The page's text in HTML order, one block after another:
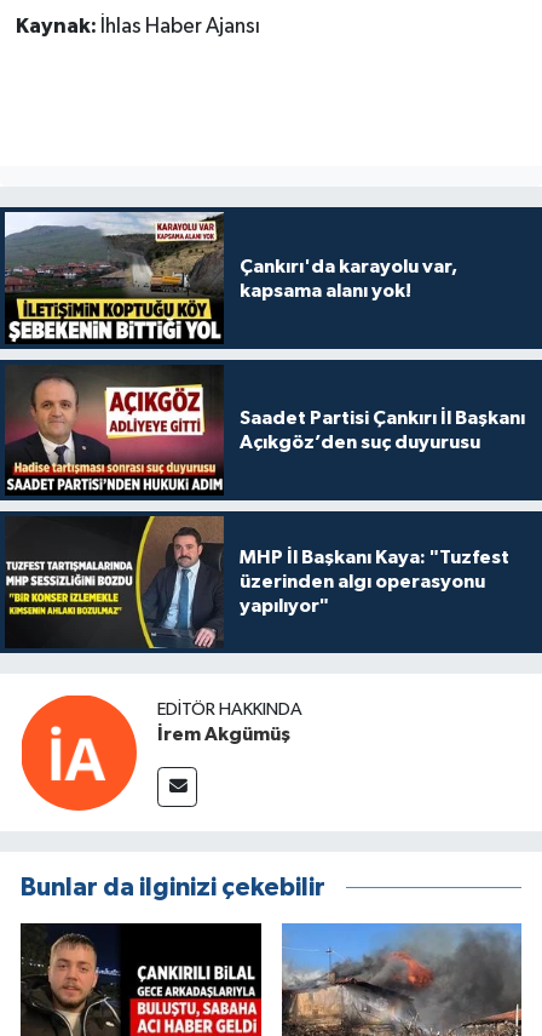
Kaynak: İhlas Haber Ajansı
Çankırı'da karayolu var,
kapsama alanı yok!
Saadet Partisi Çankırı İl Başkanı
Açıkgöz’den suç duyurusu
MHP İl Başkanı Kaya: "Tuzfest
üzerinden algı operasyonu
yapılıyor"
EDITÖR HAKKINDA
İrem Akgümüş
Bunlar da ilginizi çekebilir